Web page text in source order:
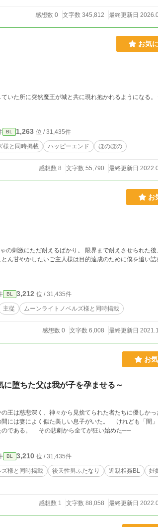
感想数 0 文字数 345,812 最終更新日
お気
然魔王が城と共に現れ抱かれるようになる。 性描写は予告なく入りま
BL 1,263 位 / 31,435件
様と同時掲載 ハッピーエンド ほのぼの
感想数 8 文字数 55,790 最終更新日
お
の刺激にただ耐えるばかり。 限界まで耐えさせられた
BL 3,212 位 / 31,435件
主従 ムーンライトノベルズ様と同時掲載
感想数 0 文字数 6,008 最終更新日
お
堕ちた父は我が子を孕ませる～
は慈悲深く、神々から見捨てられた者たちに優しか
息子がいた。 けれども「闇」の王の幸せを「神」は許
である。 その悲劇から全てが狂い始めた──
BL 3,210 位 / 31,435件
様と同時掲載 後天性男ふたなり 近親相姦BL
妊
感想数 1 文字数 88,058 最終更新日